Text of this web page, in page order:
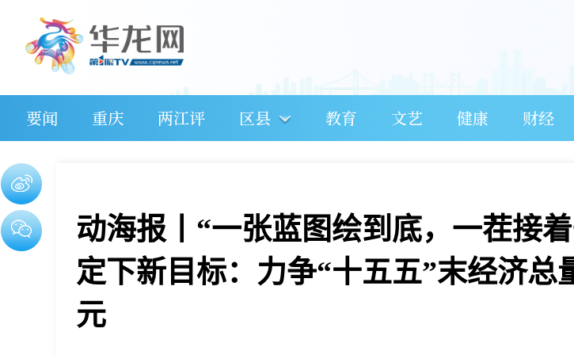
要闻 重庆 两江评 区县 教育 文艺 健康 财经
动海报丨“一张蓝图绘到底，一茬接着
定下新目标：力争“十五五”末经济总
元